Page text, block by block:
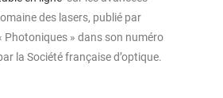
des lasers, publié par
Photoniques » dans son numéro
la Société française d’optique.